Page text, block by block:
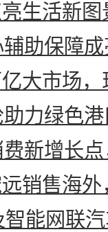
生活新
助保障
大市场
力绿色
新增长
销售海
智能网联